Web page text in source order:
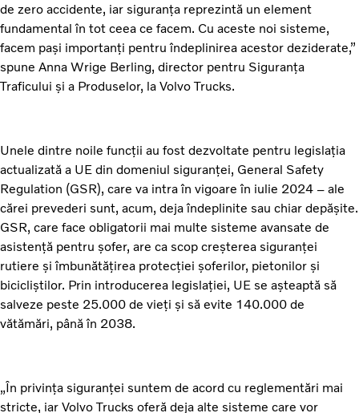
de zero accidente, iar siguranța reprezintă un element
fundamental în tot ceea ce facem. Cu aceste noi sisteme,
facem pași importanți pentru îndeplinirea acestor deziderate,”
spune Anna Wrige Berling, director pentru Siguranța
Traficului și a Produselor, la Volvo Trucks.
Unele dintre noile funcții au fost dezvoltate pentru legislația
actualizată a UE din domeniul siguranței, General Safety
Regulation (GSR), care va intra în vigoare în iulie 2024 – ale
cărei prevederi sunt, acum, deja îndeplinite sau chiar depășite.
GSR, care face obligatorii mai multe sisteme avansate de
asistență pentru șofer, are ca scop creșterea siguranței
rutiere și îmbunătățirea protecției șoferilor, pietonilor și
bicicliștilor. Prin introducerea legislației, UE se așteaptă să
salveze peste 25.000 de vieți și să evite 140.000 de
vătămări, până în 2038.
„În privința siguranței suntem de acord cu reglementări mai
stricte, iar Volvo Trucks oferă deja alte sisteme care vor